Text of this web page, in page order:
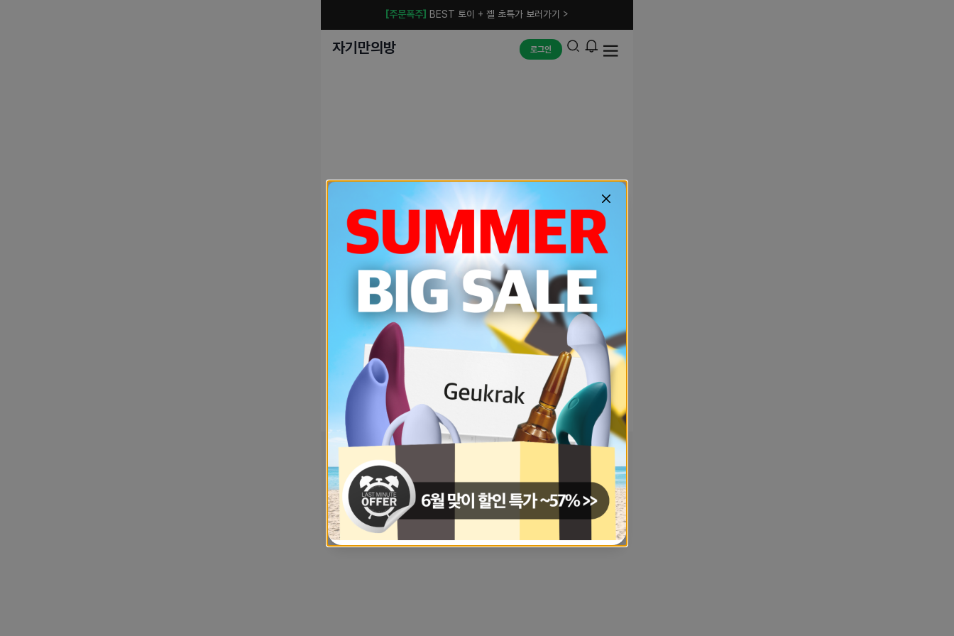
[주문폭주] BEST 토이 + 젤 초특가 보러가기 >
자기만의방 로그인
예상치 못한 에러입니다.